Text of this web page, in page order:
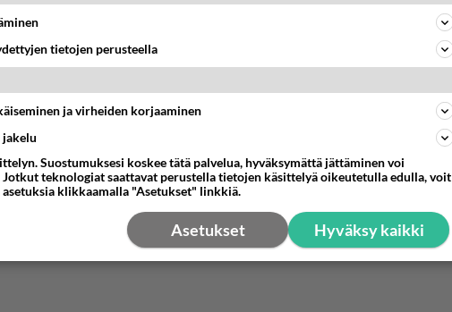
tietojen perusteella
ja virheiden korjaaminen
jakelu
Suostumuksesi koskee tätä palvelua, hyväksymättä jättäminen voi
Jotkut teknologiat saattavat perustella tietojen käsittelyä oikeutetulla edulla, voit
klikkaamalla "Asetukset" linkkiä.
Hyväksy kaikki
Asetukset